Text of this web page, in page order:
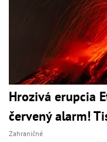
Hrozivá erupcia
červený alarm!
Zahraničné